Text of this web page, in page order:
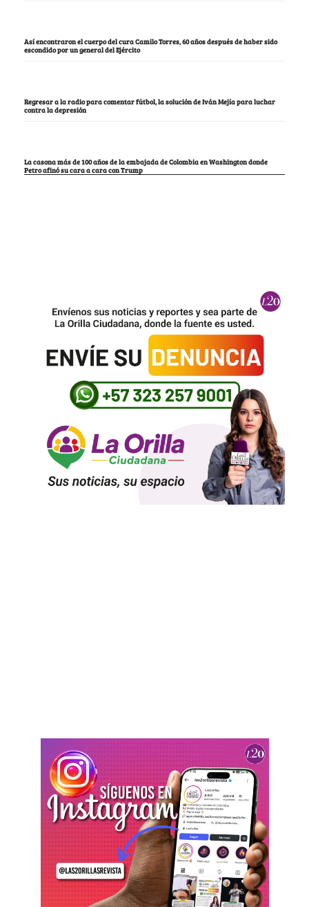
Así encontraron el cuerpo del cura Camilo Torres, 60 años después de haber sido
escondido por un general del Ejército
Regresar a la radio para comentar fútbol, la solución de Iván Mejía para luchar
contra la depresión
La casona más de 100 años de la embajada de Colombia en Washington donde
Petro afinó su cara a cara con Trump